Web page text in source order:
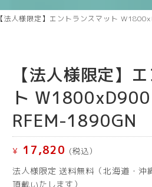
【法人様限定】エントランスマット
【法人様限定】
ト
RFEM-1890GN
¥ 17,820 (税込）
法人様限定 送料無料（北海道・沖
頂戴いたします）